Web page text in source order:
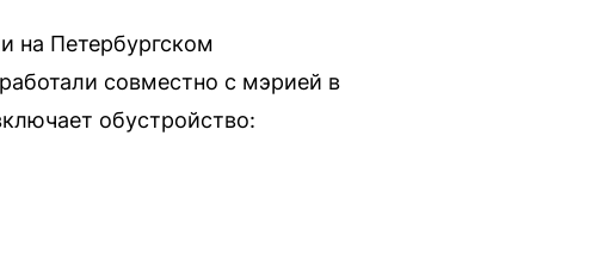
на Петербургском
совместно с мэрией в
обустройство: